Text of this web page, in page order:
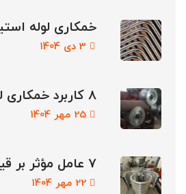
خمکاری لوله
3 دی 1404
8 کاربرد خمکاری لوله صنعتی ...
25 مهر 1404
7 عامل مؤثر بر قیمت ...
22 مهر 1404